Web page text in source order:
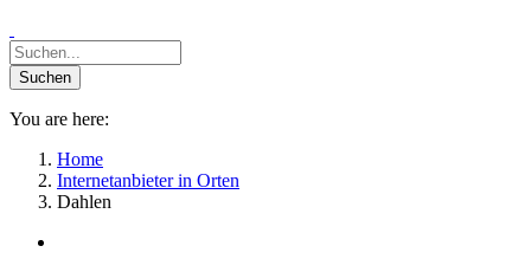
You are here:
Home
Internetanbieter in Orten
Dahlen